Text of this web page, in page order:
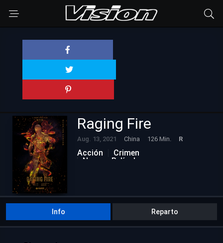
Raging Fire
Aug. 13, 2021 China 126 Min. R
Acción
Crimen
Nuevas Películas
Info Reparto